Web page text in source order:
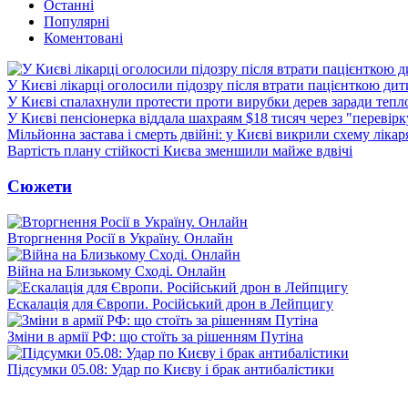
Останні
Популярні
Коментовані
У Києві лікарці оголосили підозру після втрати пацієнткою
У Києві спалахнули протести проти вирубки дерев заради
У Києві пенсіонерка віддала шахраям $18 тисяч через
Мільйонна застава і смерть двійні: у Києві викрили схему
Вартість плану стійкості Києва зменшили майже вдвічі
Сюжети
Вторгнення Росії в Україну. Онлайн
Війна на Близькому Сході. Онлайн
Ескалація для Європи. Російський дрон в Лейпцигу
Зміни в армії РФ: що стоїть за рішенням Путіна
Підсумки 05.08: Удар по Києву і брак антибалістики